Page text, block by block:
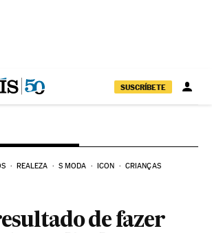
SUSCRÍBETE
REALEZA S MODA ICON CRIANÇAS
de fazer